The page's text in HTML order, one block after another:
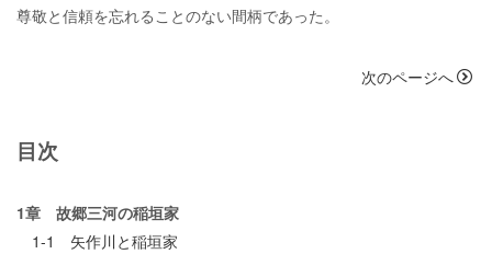
尊敬と信頼を忘れることのない間柄であった。
次のページへ
目次
1章 故郷三河の稲垣家
1-1 矢作川と稲垣家